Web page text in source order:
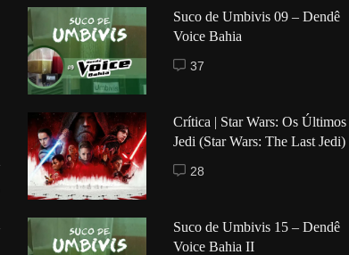
Suco de Umbivis 09 – Dendê
Voice Bahia
37
Crítica | Star Wars: Os Últimos
Jedi (Star Wars: The Last Jedi)
28
Suco de Umbivis 15 – Dendê
Voice Bahia II